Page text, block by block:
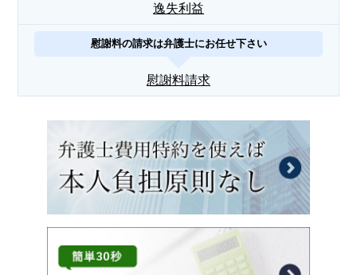
逸失利益
慰謝料の請求は弁護士にお任せ下さい
慰謝料請求